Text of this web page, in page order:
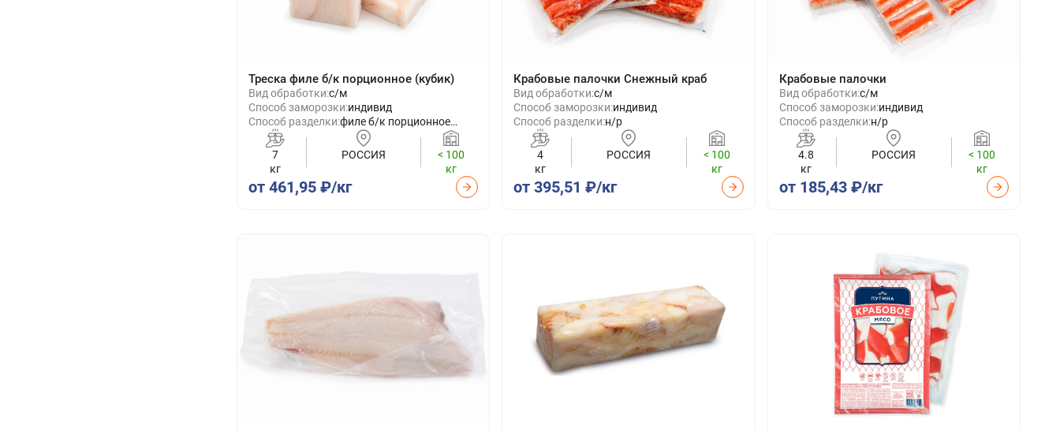
Треска филе б/к порционное (кубик)
Вид обработки:с/м
Способ заморозки:индивид
Способ разделки:филе б/к порционное
(кубик)
7
кг
РОССИЯ
< 100
кг
от 461,95 ₽/кг
Крабовые палочки Снежный краб
Вид обработки:с/м
Способ заморозки:индивид
Способ разделки:н/р
4
кг
РОССИЯ
< 100
кг
от 395,51 ₽/кг
Крабовые палочки
Вид обработки:с/м
Способ заморозки:индивид
Способ разделки:н/р
4.8
кг
РОССИЯ
< 100
кг
от 185,43 ₽/кг